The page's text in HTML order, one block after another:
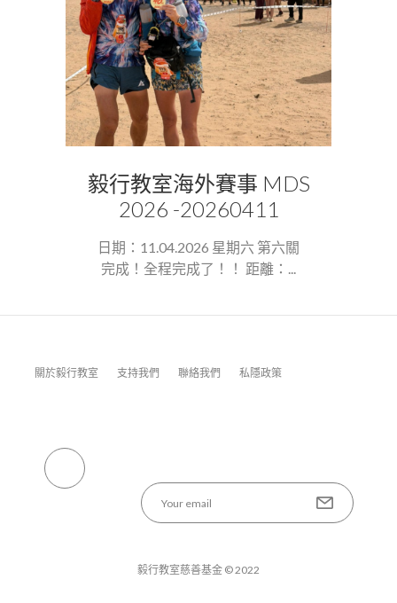
毅行教室海外賽事 MDS
2026 -20260411
日期：11.04.2026 星期六 第六關
完成！全程完成了！！ 距離：...
關於毅行教室 支持我們 聯絡我們 私隱政策
毅行教室慈善基金 © 2022